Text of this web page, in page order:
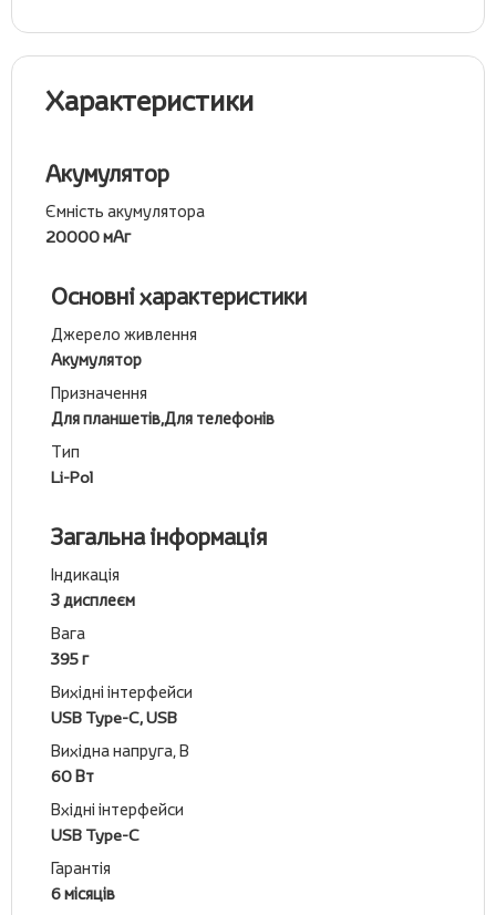
Характеристики
Акумулятор
Ємність акумулятора
20000 мАг
Основні характеристики
Джерело живлення
Акумулятор
Призначення
Для планшетів,Для телефонів
Тип
Li-Pol
Загальна інформація
Індикація
З дисплеєм
Вага
395 г
Вихідні інтерфейси
USB Type-C, USB
Вихідна напруга, В
60 Вт
Вхідні інтерфейси
USB Type-C
Гарантія
6 місяців